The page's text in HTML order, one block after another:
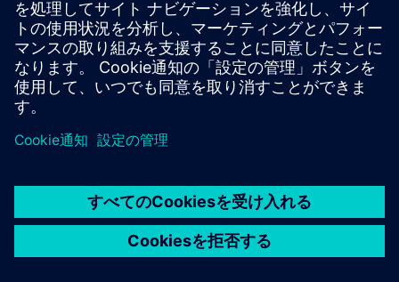
サポート・センター
ご意見・ご要望
違法コピーの連絡先
© Siemens2026
タル・ミレニアム著作権法 (DMCA)
内部通報